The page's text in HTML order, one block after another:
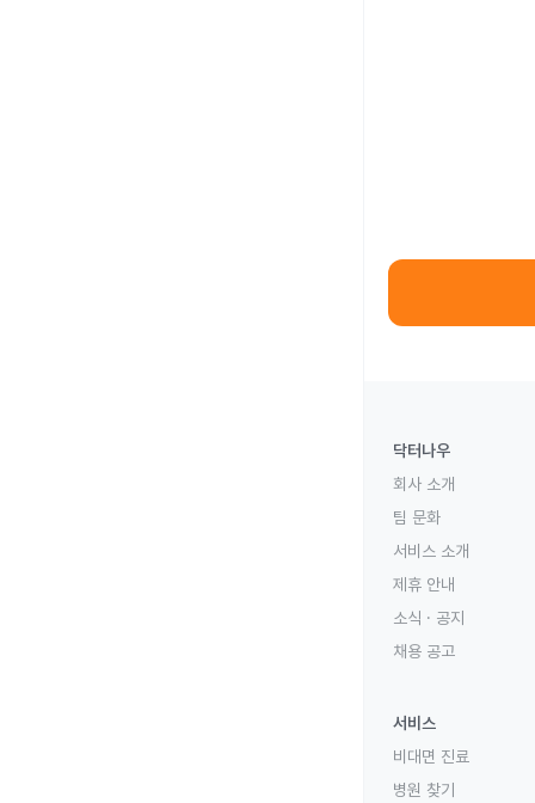
닥터나우
회사 소개
팀 문화
서비스 소개
제휴 안내
소식 · 공지
채용 공고
서비스
비대면 진료
병원 찾기